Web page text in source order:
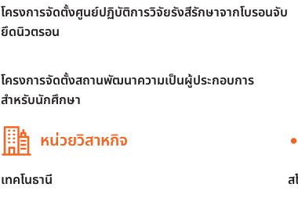
โครงการจัดตั้งศูนย์ปฏิบัติการวิจัยรังสีรักษาจากโบรอนจับ
ยึดนิวตรอน
โครงการจัดตั้งสถานพัฒนาความเป็นผู้ประกอบการ
สำหรับนักศึกษา
หน่วยวิสาหกิจ
เทคโนธานี ส